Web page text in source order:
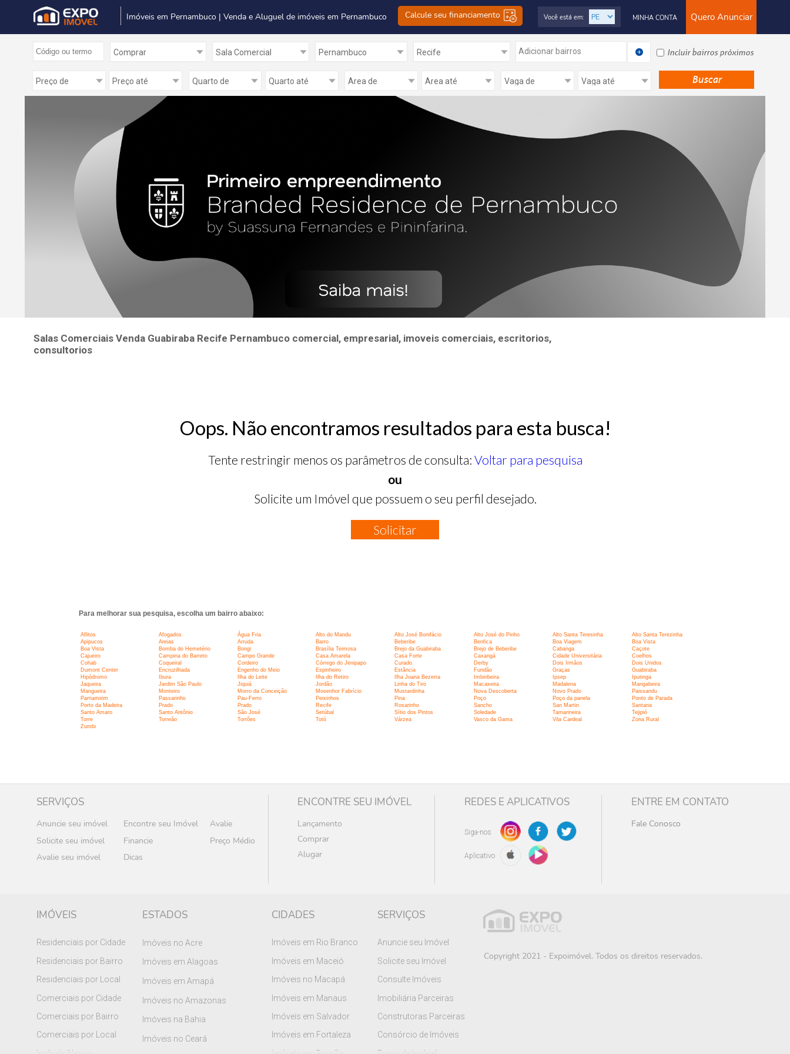
Imóveis em Pernambuco | Venda e Aluguel de imóveis em Pernambuco Calcule seu financiamento Quero Anunciar
MINHA CONTA
Você está em:
Adicionar bairros Incluir bairros próximos
Salas Comerciais Venda Guabiraba Recife Pernambuco comercial, empresarial, imoveis comerciais, escritorios,
consultorios
Oops. Não encontramos resultados para esta busca!
Tente restringir menos os parâmetros de consulta: Voltar para pesquisa
ou
Solicite um Imóvel que possuem o seu perfil desejado.
Solicitar
Para melhorar sua pesquisa, escolha um bairro abaixo:
Aflitos Afogados Água Fria Alto do Mandu Alto José Bonifácio Alto José do Pinho Alto Santa Teresinha
Alto Santa Terezinha
Apipucos
Areias Arruda Barro Beberibe Benfica Boa Viagem
Boa Vista
Boa Vista
Bomba do Hemetério Bongi Brasília Teimosa Brejo da Guabiraba Brejo de Beberibe Cabanga
Caçote
Cajueiro
Campina do Barreto Campo Grande Casa Amarela Casa Forte Caxangá Cidade Universitária
Coelhos
Cohab
Coqueiral Cordeiro Córrego do Jenipapo Curado Derby Dois Irmãos
Dois Unidos
Dumont Center
Encruzilhada Engenho do Meio Espinheiro Estância Fundão Graças
Guabiraba
Hipódromo
Ibura Ilha do Leite Ilha do Retiro Ilha Joana Bezerra Imbiribeira Ipsep
Iputinga
Jaqueira
Jardim São Paulo Jiquiá Jordão Linha do Tiro Macaxeira Madalena
Mangabeira
Mangueira
Monteiro Morro da Conceição Mosenhor Fabrício Mustardinha Nova Descoberta Novo Prado
Paissandu
Parnamirim
Passarinho Pau-Ferro Peixinhos Pina Poço Poço da panela
Ponto de Parada
Porto da Madeira
Prado Prado Recife Rosarinho Sancho San Martin
Santana
Santo Amaro
Santo Antônio São José Setúbal Sítio dos Pintos Soledade Tamarineira
Tejipió
Torre
Torreão Torrões Totó Várzea Vasco da Gama Vila Cardeal
Zona Rural
Zumbi
SERVIÇOS
Anuncie seu imóvel Encontre seu Imóvel
Avalie
Solicite seu imóvel
Financie
Preço Médio
Avalie seu imóvel
Dicas
ENCONTRE SEU IMÓVEL
Lançamento
Comprar
Alugar
REDES E APLICATIVOS
Siga-nos
Aplicativo
ENTRE EM CONTATO
Fale Conosco
IMÓVEIS
Residenciais por Cidade
Residenciais por Bairro
Residenciais por Local
Comerciais por Cidade
Comerciais por Bairro
Comerciais por Local
ESTADOS
Imóveis no Acre
Imóveis em Alagoas
Imóveis em Amapá
Imóveis no Amazonas
Imóveis na Bahia
Imóveis no Ceará
CIDADES
Imóveis em Rio Branco
Imóveis em Maceió
Imóveis no Macapá
Imóveis em Manaus
Imóveis em Salvador
Imóveis em Fortaleza
SERVIÇOS
Anuncie seu Imóvel
Solicite seu Imóvel
Consulte Imóveis
Imobiliária Parceiras
Construtoras Parceiras
Consórcio de Imóveis
Copyright 2021 - Expoimóvel. Todos os direitos reservados.